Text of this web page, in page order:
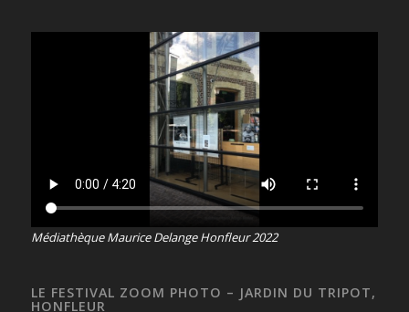
Médiathèque Maurice Delange Honfleur 2022
LE FESTIVAL ZOOM PHOTO – JARDIN DU TRIPOT,
HONFLEUR